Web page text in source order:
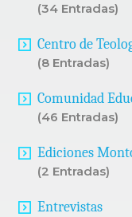
(34 Entradas)
Centro de
(8 Entradas)
Comunidad
(46 Entradas)
Ediciones
(2 Entradas)
Entrevistas